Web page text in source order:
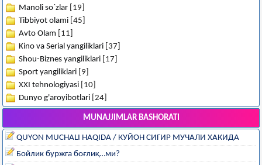
Manoli so`zlar [19]
Tibbiyot olami [45]
Avto Olam
[11]
Kino va Serial yangiliklari [37]
Shou-Biznes yangiliklari [17]
Sport yangiliklari [9]
XXI tehnologiyasi [10]
Dunyo g'aroyibotlari [24]
MUNAJJIMLAR BASHORATI
QUYON MUCHALI HAQIDA / КУЙОН СИГИР МУЧАЛИ ХАКИДА
Бойлик буржга боғлиқ…ми?